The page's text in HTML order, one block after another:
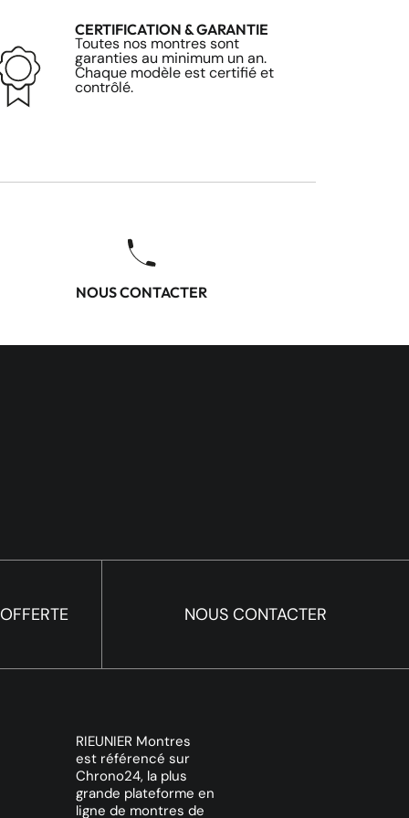
CERTIFICATION & GARANTIE
Toutes nos montres sont
garanties au minimum un an.
Chaque modèle est certifié et
contrôlé.
NOUS CONTACTER
NOUS CONTACTER
RIEUNIER Montres
est référencé sur
Chrono24, la plus
grande plateforme en
ligne de montres de